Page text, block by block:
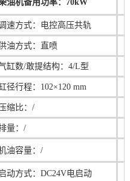
油机备用功率：70kW
速方式：电控高压共轨
油方式：直喷
缸数/敢提结构：4/L型
径行程： 102×120 mm
缩比：/
量：/
油容量：/
动方式：DC24V电启动